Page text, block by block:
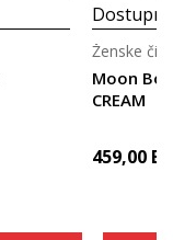
Moon
CREAM
Ženske
459,00